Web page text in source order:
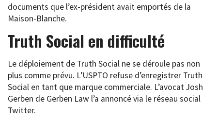
documents que l’ex-président avait emportés de la
Maison-Blanche.
Truth Social en difficulté
Le déploiement de Truth Social ne se déroule pas non
plus comme prévu. L’USPTO refuse d’enregistrer Truth
Social en tant que marque commerciale. L’avocat Josh
Gerben de Gerben Law l’a annoncé via le réseau social
Twitter.